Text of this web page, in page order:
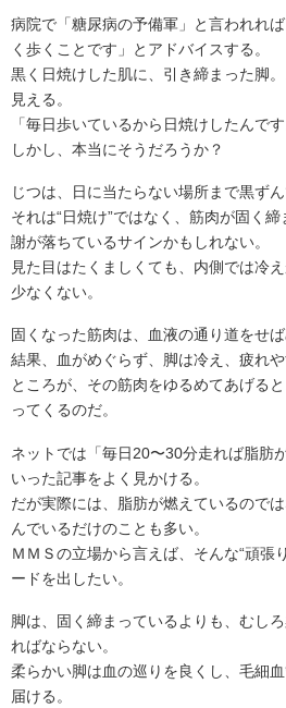
病院で「糖尿病の予備軍」と言われれ
く歩くことです」とアドバイスする。
黒く日焼けした肌に、引き締まった脚
見える。
「毎日歩いているから日焼けしたんで
しかし、本当にそうだろうか？
じつは、日に当たらない場所まで黒ず
それは“日焼け”ではなく、筋肉が固く
謝が落ちているサインかもしれない。
見た目はたくましくても、内側では冷
少なくない。
固くなった筋肉は、血液の通り道をせば
結果、血がめぐらず、脚は冷え、疲れや
ところが、その筋肉をゆるめてあげる
ってくるのだ。
ネットでは「毎日20〜30分走れば脂肪
いった記事をよく見かける。
だが実際には、脂肪が燃えているので
んでいるだけのことも多い。
ＭＭＳの立場から言えば、そんな“頑張
ードを出したい。
脚は、固く締まっているよりも、むし
ればならない。
柔らかい脚は血の巡りを良くし、毛細
届ける。